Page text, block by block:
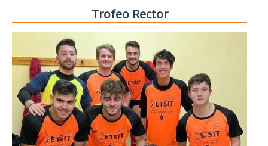
Trofeo Rector